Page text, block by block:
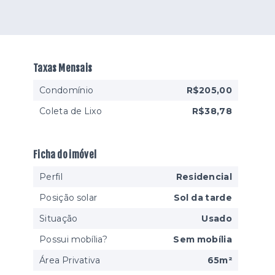
Taxas Mensais
Condomínio
R$205,00
Coleta de Lixo
R$38,78
Ficha do imóvel
Perfil
Residencial
Posição solar
Sol da tarde
Situação
Usado
Possui mobília?
Sem mobília
Área Privativa
65m²